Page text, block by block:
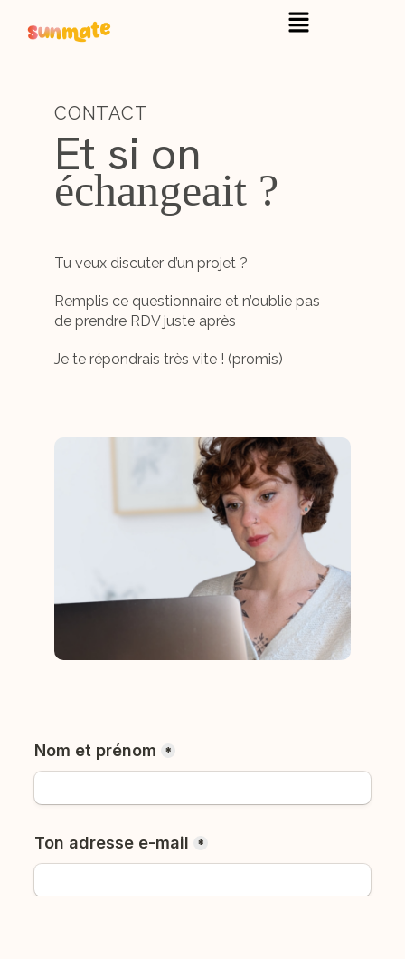
CONTACT
Et si on
échangeait ?
Tu veux discuter d’un projet ?
Remplis ce questionnaire et n’oublie pas
de prendre RDV juste après
Je te répondrais très vite ! (promis)